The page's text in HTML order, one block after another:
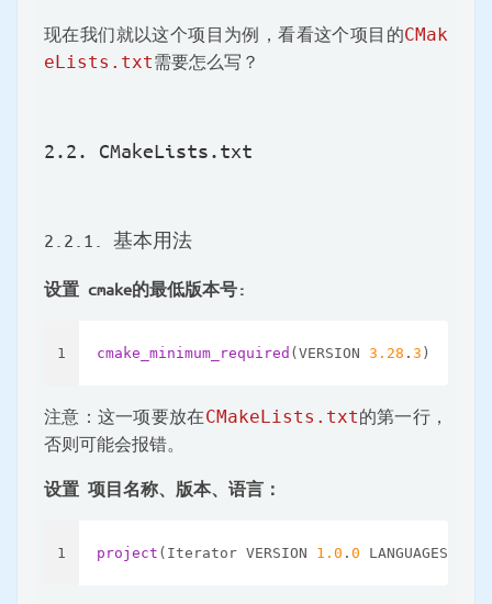
现在我们就以这个项目为例，看看这个项目的CMak
eLists.txt需要怎么写？
2.2. CMakeLists.txt
2.2.1. 基本用法
设置 cmake的最低版本号:
1 cmake_minimum_required (VERSION 3.28 . 3 )
注意：这一项要放在CMakeLists.txt的第一行，
否则可能会报错。
设置 项目名称、版本、语言：
1 project (Iterator VERSION 1.0 . 0 LANGUAGES CXX)